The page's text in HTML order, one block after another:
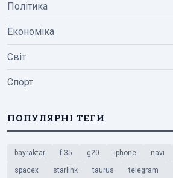
Політика
Економіка
Світ
Спорт
ПОПУЛЯРНІ ТЕГИ
bayraktar f-35 g20 iphone navi
spacex starlink taurus telegram